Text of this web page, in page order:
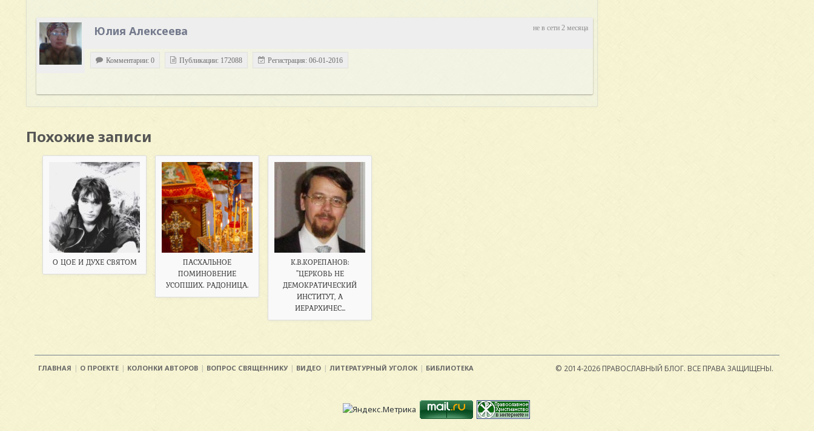
не в сети 2 месяца
Юлия Алексеева
Комментарии: 0 Публикации: 172088 Регистрация: 06-01-2016
Похожие записи
О ЦОЕ И ДУХЕ СВЯТОМ
ПАСХАЛЬНОЕ
ПОМИНОВЕНИЕ
УСОПШИХ. РАДОНИЦА.
К.В.КОРЕПАНОВ:
"ЦЕРКОВЬ НЕ
ДЕМОКРАТИЧЕСКИЙ
ИНСТИТУТ, А
ИЕРАРХИЧЕС...
ГЛАВНАЯ О ПРОЕКТЕ КОЛОНКИ АВТОРОВ ВОПРОС СВЯЩЕННИКУ ВИДЕО ЛИТЕРАТУРНЫЙ УГОЛОК БИБЛИОТЕКА © 2014-2026 ПРАВОСЛАВНЫЙ БЛОГ. ВСЕ ПРАВА ЗАЩИЩЕНЫ.